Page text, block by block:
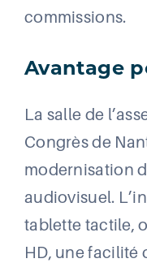
commissions.
Avantage
La salle de
Congrès de
modernisation
audiovisuel.
tablette tactile,
HD, une facilité